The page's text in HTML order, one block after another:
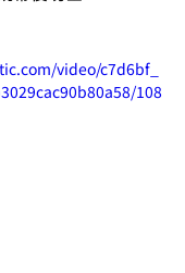
video/c7d6bf_
108